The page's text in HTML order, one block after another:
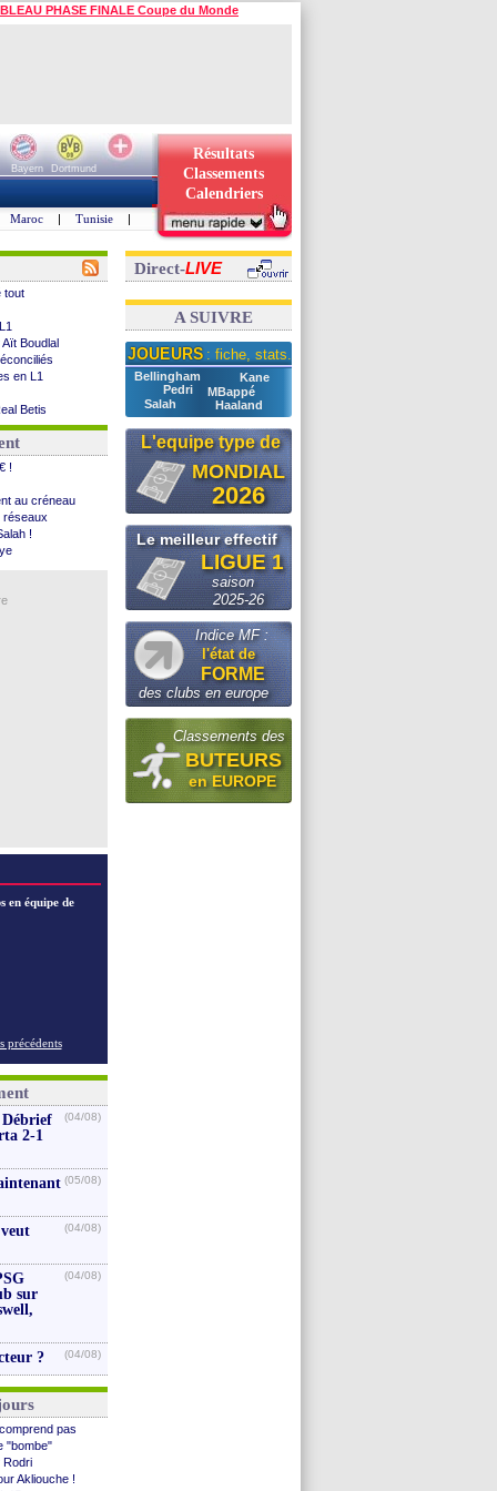
PHASE FINALE Coupe du Monde
Bayern
Dortmund
Résultats
Classements
Calendriers
Maroc | Tunisie |
tout
Boudlal
en L1
Betis
le Fener !
au Maroc ...
amical
!
au créneau
réseaux
!
en équipe de
précédents
2-1
(04/08)
(05/08)
(04/08)
sur
(04/08)
? (04/08)
pas
"bombe"
Rodri
Akliouche !
Direct-LIVE
A SUIVRE
JOUEURS : fiche, stats...
Bellingham
Kane
Pedri
MBappé
Salah
Haaland
L'equipe type de
MONDIAL
2026
Le meilleur effectif
LIGUE 1
saison
2025-26
Indice MF :
l'état de
FORME
des clubs en europe
Classements des
BUTEURS
en EUROPE